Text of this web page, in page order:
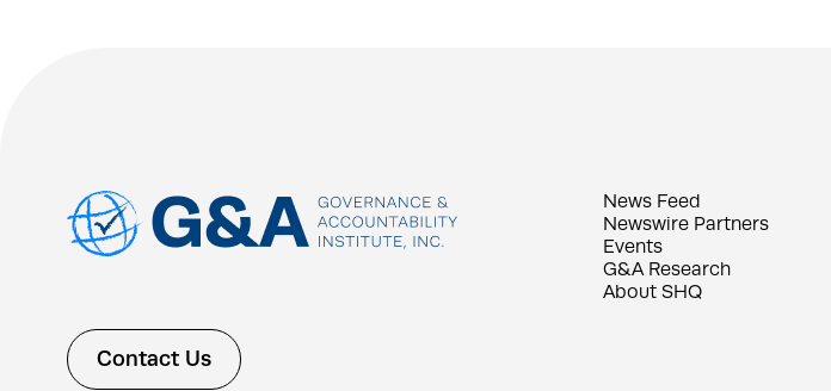
Contact Us
News Feed
Newswire Partners
Events
G&A Research
About SHQ